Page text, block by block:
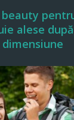
beauty
alese